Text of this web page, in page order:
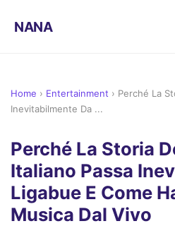
NANA
Home › Entertainment › Perché La
Inevitabilmente Da ...
Perché La Storia
Italiano Passa
Ligabue E Come
Musica Dal Vivo